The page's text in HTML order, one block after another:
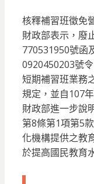
核釋補習班徵免
財政部表示，廢
770531950號函
0920450203號
短期補習班業務
規定，並自107
財政部進一步說
第8條第1項第5
化機構提供之教
於提高國民教育